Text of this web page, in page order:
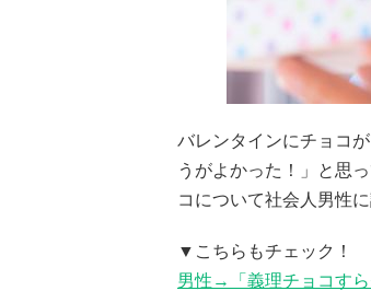
バレンタインにチョコ
うがよかった！」と思
コについて社会人男性に
▼こちらもチェック！
男性→「義理チョコす